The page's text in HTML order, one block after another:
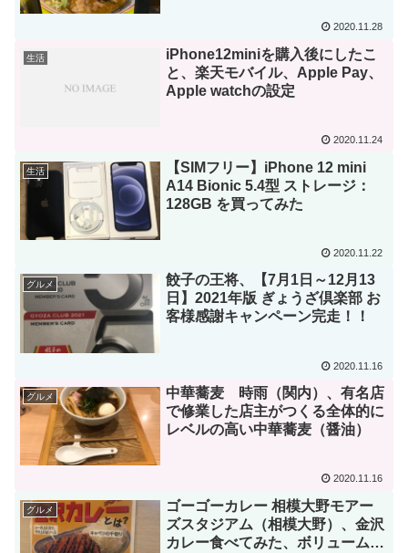
2020.11.28
生活
iPhone12miniを購入後にしたこ
と、楽天モバイル、Apple Pay、
Apple watchの設定
2020.11.24
生活
【SIMフリー】iPhone 12 mini
A14 Bionic 5.4型 ストレージ：
128GB を買ってみた
2020.11.22
グルメ
餃子の王将、【7月1日～12月13
日】2021年版 ぎょうざ倶楽部 お
客様感謝キャンペーン完走！！
2020.11.16
グルメ
中華蕎麦 時雨（関内）、有名店
で修業した店主がつくる全体的に
レベルの高い中華蕎麦（醤油）
2020.11.16
グルメ
ゴーゴーカレー 相模大野モアー
ズスタジアム（相模大野）、金沢
カレー食べてみた、ボリュームた